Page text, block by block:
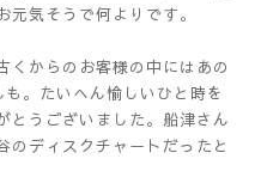
気そうで何よりです。
くからのお客様の中にはあの
。たいへん愉しいひと時を
とうございました。船津さん
のディスクチャートだったと